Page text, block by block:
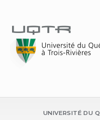
UNIVERSITÉ DU